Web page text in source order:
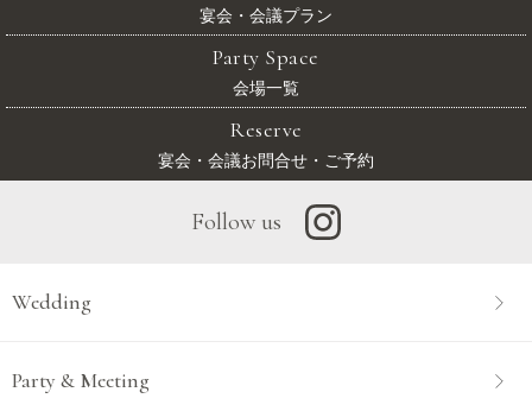
宴会・会議プラン
Party Space
会場一覧
Reserve
宴会・会議お問合せ・ご予約
Follow us
Wedding
Party & Meeting